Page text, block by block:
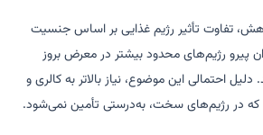
تفاوت تأثیر رژیم غذایی بر اساس جنسیت
پیرو رژیم‌های محدود بیشتر در معرض بروز
دلیل احتمالی این موضوع، نیاز بالاتر به کالری و
در رژیم‌های سخت، به‌درستی تأمین نمی‌شود.